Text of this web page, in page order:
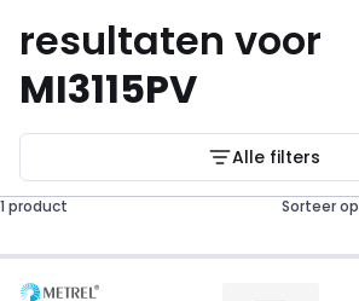
resultaten voor
MI3115PV
Alle filters
1 product Sorteer op